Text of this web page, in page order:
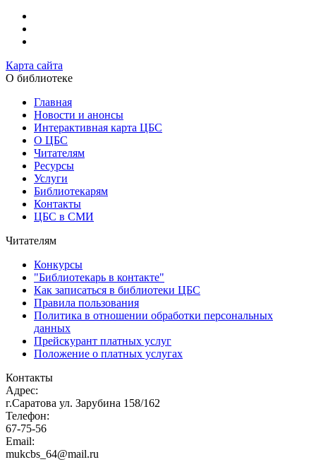
Карта сайта
О библиотеке
Главная
Новости и анонсы
Интерактивная карта ЦБС
О ЦБС
Читателям
Ресурсы
Услуги
Библиотекарям
Контакты
ЦБС в СМИ
Читателям
Конкурсы
"Библиотекарь в контакте"
Как записаться в библиотеки ЦБС
Правила пользования
Политика в отношении обработки персональных
данных
Прейскурант платных услуг
Положение о платных услугах
Контакты
Адрес:
г.Саратова ул. Зарубина 158/162
Телефон:
67-75-56
Email:
mukcbs_64@mail.ru